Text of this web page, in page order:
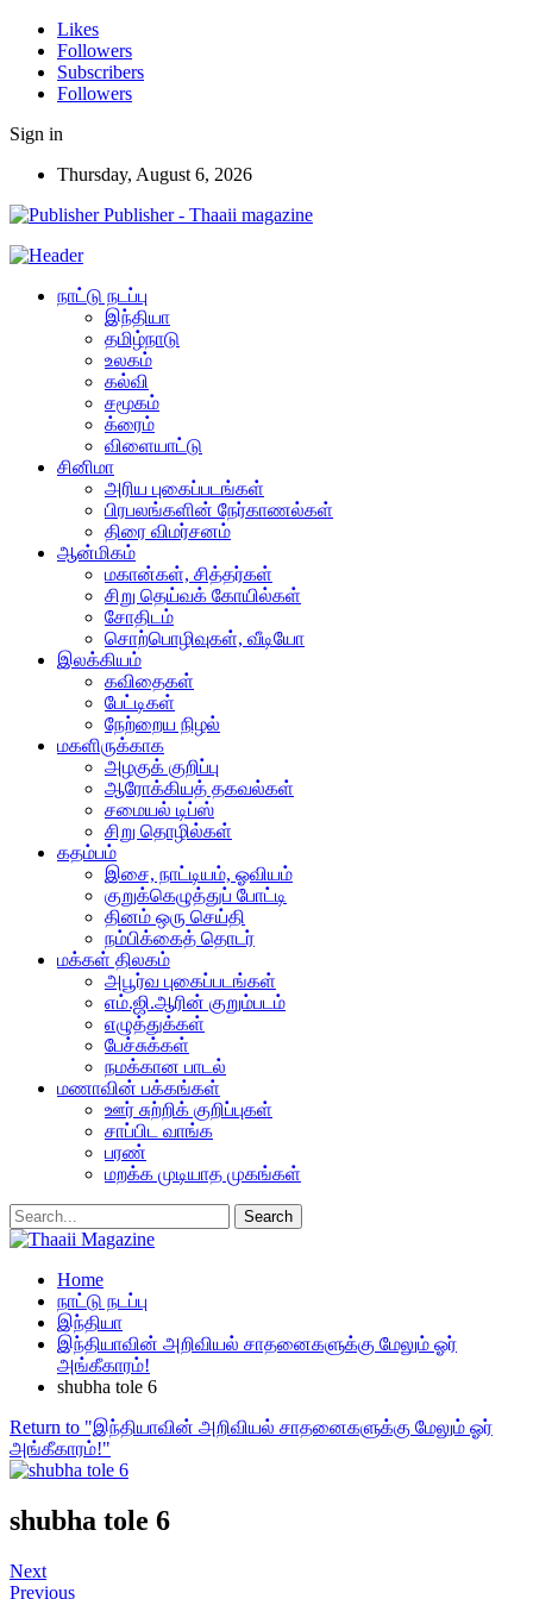
Likes
Followers
Subscribers
Followers
Sign in
Thursday, August 6, 2026
Publisher - Thaaii magazine
நாட்டு நடப்பு
இந்தியா
தமிழ்நாடு
உலகம்
கல்வி
சமூகம்
க்ரைம்
விளையாட்டு
சினிமா
அரிய புகைப்படங்கள்
பிரபலங்களின் நேர்காணல்கள்
திரை விமர்சனம்
ஆன்மிகம்
மகான்கள், சித்தர்கள்
சிறு தெய்வக் கோயில்கள்
சோதிடம்
சொற்பொழிவுகள், வீடியோ
இலக்கியம்
கவிதைகள்
பேட்டிகள்
நேற்றைய நிழல்
மகளிருக்காக
அழகுக் குறிப்பு
ஆரோக்கியத் தகவல்கள்
சமையல் டிப்ஸ்
சிறு தொழில்கள்
கதம்பம்
இசை, நாட்டியம், ஓவியம்
குறுக்கெழுத்துப் போட்டி
தினம் ஒரு செய்தி
நம்பிக்கைத் தொடர்
மக்கள் திலகம்
அபூர்வ புகைப்படங்கள்
எம்.ஜி.ஆரின் குறும்படம்
எழுத்துக்கள்
பேச்சுக்கள்
நமக்கான பாடல்
மணாவின் பக்கங்கள்
ஊர் சுற்றிக் குறிப்புகள்
சாப்பிட வாங்க
பரண்
மறக்க முடியாத முகங்கள்
Home
நாட்டு நடப்பு
இந்தியா
இந்தியாவின் அறிவியல் சாதனைகளுக்கு மேலும் ஓர்
அங்கீகாரம்!
shubha tole 6
Return to "இந்தியாவின் அறிவியல் சாதனைகளுக்கு மேலும் ஓர்
அங்கீகாரம்!"
shubha tole 6
Next
Previous